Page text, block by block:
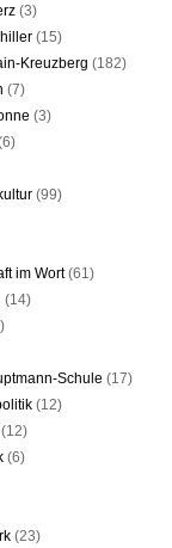
(3)
(15)
Kreuzberg (182)
(7)
(3)
(99)
im Wort(61)
(14)
Schule (17)
(12)
(6)
(23)